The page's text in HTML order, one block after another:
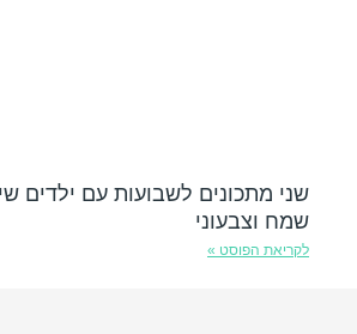
שני מתכונים לשבועות עם ילדים
שמח וצבעוני
לקריאת הפוסט »